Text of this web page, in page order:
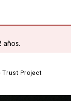
años.